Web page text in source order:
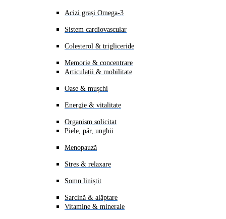
Acizi grași Omega-3
Sistem cardiovascular
Colesterol & trigliceride
Memorie & concentrare
Articulații & mobilitate
Oase & mușchi
Energie & vitalitate
Organism solicitat
Piele, păr, unghii
Menopauză
Stres & relaxare
Somn liniștit
Sarcină & alăptare
Vitamine & minerale